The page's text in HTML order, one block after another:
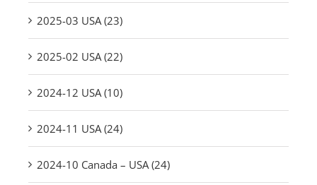
2025-03 USA (23)
2025-02 USA (22)
2024-12 USA (10)
2024-11 USA (24)
2024-10 Canada – USA (24)